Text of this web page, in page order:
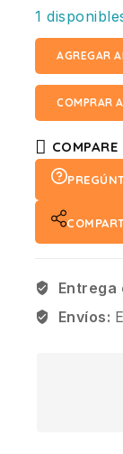
1
AGREGAR
COMPRAR
COMPARE
Entrega
Envíos: